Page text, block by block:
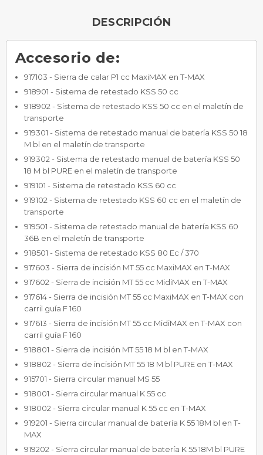
DESCRIPCIÓN
Accesorio de:
917103 - Sierra de calar P1 cc MaxiMAX en T-MAX
918901 - Sistema de retestado KSS 50 cc
918902 - Sistema de retestado KSS 50 cc en el maletín de
transporte
919301 - Sistema de retestado manual de batería KSS 50 18
M bl en el maletín de transporte
919302 - Sistema de retestado manual de batería KSS 50
18 M bl PURE en el maletín de transporte
919101 - Sistema de retestado KSS 60 cc
919102 - Sistema de retestado KSS 60 cc en el maletín de
transporte
919501 - Sistema de retestado manual de batería KSS 60
36B en el maletín de transporte
918501 - Sistema de retestado KSS 80 Ec / 370
917603 - Sierra de incisión MT 55 cc MaxiMAX en T-MAX
917602 - Sierra de incisión MT 55 cc MidiMAX en T-MAX
917614 - Sierra de incisión MT 55 cc MaxiMAX en T-MAX con
carril guía F 160
917613 - Sierra de incisión MT 55 cc MidiMAX en T-MAX con
carril guía F 160
918801 - Sierra de incisión MT 55 18 M bl en T-MAX
918802 - Sierra de incisión MT 55 18 M bl PURE en T-MAX
915701 - Sierra circular manual MS 55
918001 - Sierra circular manual K 55 cc
918002 - Sierra circular manual K 55 cc en T-MAX
919201 - Sierra circular manual de batería K 55 18M bl en T-
MAX
919202 - Sierra circular manual de batería K 55 18M bl PURE